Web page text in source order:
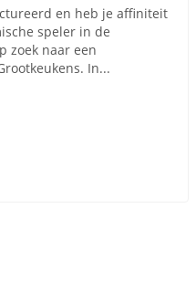
en heb je affiniteit
speler in de
zoek naar een
In...